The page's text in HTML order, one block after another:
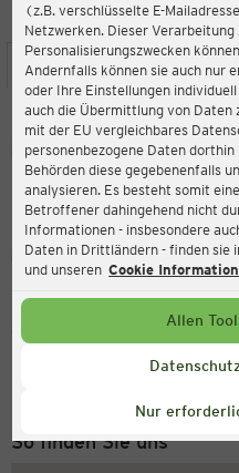
(z.B. verschlüsselte E-
Netzwerken. Dieser Verarbeitung
Personalisierungszwecken
Andernfalls können sie auch nur
oder Ihre Einstellungen
auch die Übermittlung von
mit der EU vergleichbares
personenbezogene Daten
Behörden diese gegebenenfalls
analysieren. Es besteht somit
Betroffener dahingehend nicht
Informationen - insbesondere
Daten in Drittländern - finden sie
und unseren Cookie
Allen
Nur
3,7
STANDORT SERVICES
Ernsting's
Lange Zeile 18, 85435
Aktuell:
Geschlossen
Service Hotline
+49 (0) 2546 / 98
So finden Sie uns